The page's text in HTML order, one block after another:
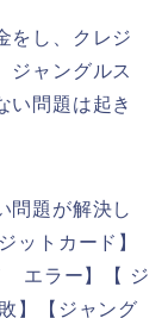
をし、クレジ
ジャングルス
い問題は起き
問題が解決し
ットカード】
エラー】【 ジ
】【ジャング